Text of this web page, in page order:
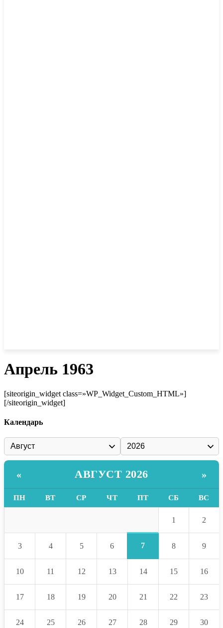
Апрель 1963
[siteorigin_widget class=»WP_Widget_Custom_HTML»]
[/siteorigin_widget]
Календарь
« АВГУСТ 2026 »
ПН ВТ СР ЧТ ПТ СБ ВС
1 2
3 4 5 6 7 8 9
10 11 12 13 14 15 16
17 18 19 20 21 22 23
24 25 26 27 28 29 30